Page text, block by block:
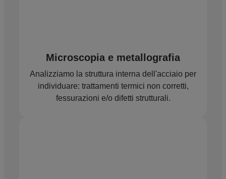
Microscopia e metallografia
Analizziamo la struttura interna dell'acciaio per
individuare: trattamenti termici non corretti,
fessurazioni e/o difetti strutturali.